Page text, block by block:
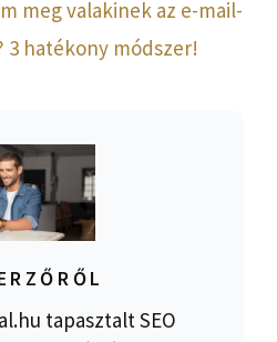
meg valakinek az e-mail-
3 hatékony módszer!
tapasztalt SEO